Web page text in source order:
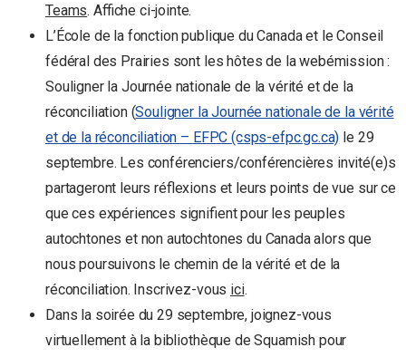
Teams. Affiche ci-jointe.
L’École de la fonction publique du Canada et le Conseil
fédéral des Prairies sont les hôtes de la webémission :
Souligner la Journée nationale de la vérité et de la
réconciliation (Souligner la Journée nationale de la vérité
et de la réconciliation – EFPC (csps-efpc.gc.ca) le 29
septembre. Les conférenciers/conférencières invité(e)s
partageront leurs réflexions et leurs points de vue sur ce
que ces expériences signifient pour les peuples
autochtones et non autochtones du Canada alors que
nous poursuivons le chemin de la vérité et de la
réconciliation. Inscrivez-vous ici.
Dans la soirée du 29 septembre, joignez-vous
virtuellement à la bibliothèque de Squamish pour